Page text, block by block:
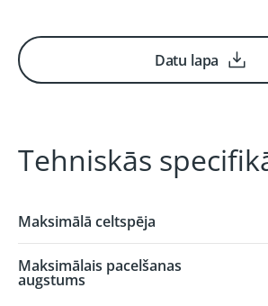
Datu lapa
Tehniskās
Maksimālā celtspēja
Maksimālais pacelšanas
augstums